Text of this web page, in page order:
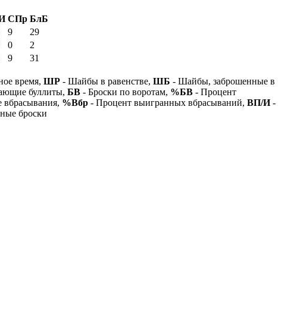
СПр БлБ
9
29
0
2
9
31
время, ШР - Шайбы в равенстве, ШБ - Шайбы, заброшенные в
буллиты, БВ - Броски по воротам, %БВ - Процент
%Вбр - Процент выигранных вбрасываний, ВП/И-
броски